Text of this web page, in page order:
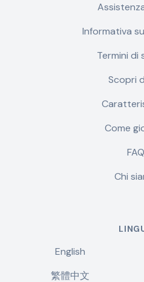
Informativa
Termini di
Scopri
Come
FAQ
Chi
English
繁體中文